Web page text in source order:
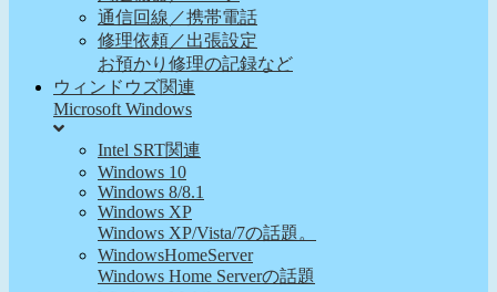
通信回線／携帯電話
修理依頼／出張設定
お預かり修理の記録など
ウィンドウズ関連
Microsoft Windows
Intel SRT関連
Windows 10
Windows 8/8.1
Windows XP
Windows XP/Vista/7の話題。
WindowsHomeServer
Windows Home Serverの話題